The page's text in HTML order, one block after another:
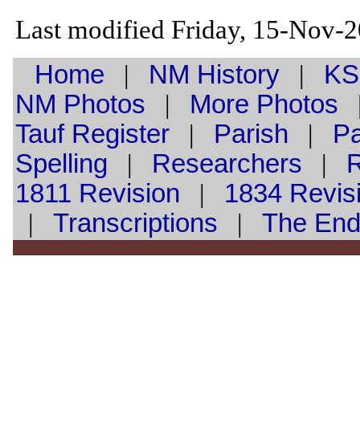
Last modified Friday, 15-Nov-
Home | NM History|
NM Photos | More Photos
TaufRegister| Parish |
Spelling | Researchers |
1811 Revision | 1834
| Transcriptions | The End